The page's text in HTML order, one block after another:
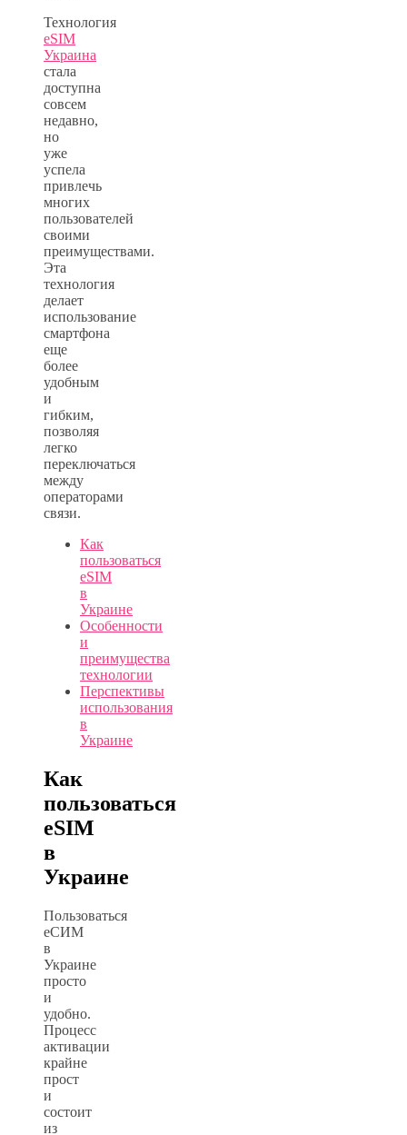
Технология
eSIM
Украина
стала
доступна
совсем
недавно,
но
уже
успела
привлечь
многих
пользователей
своими
преимуществами.
Эта
технология
делает
использование
смартфона
еще
более
удобным
и
гибким,
позволяя
легко
переключаться
между
операторами
связи.
Как
пользоваться
eSIM
в
Украине
Особенности
и
преимущества
технологии
Перспективы
использования
в
Украине
Как
пользоваться
eSIM
в
Украине
Пользоваться
еСИМ
в
Украине
просто
и
удобно.
Процесс
активации
крайне
прост
и
состоит
из